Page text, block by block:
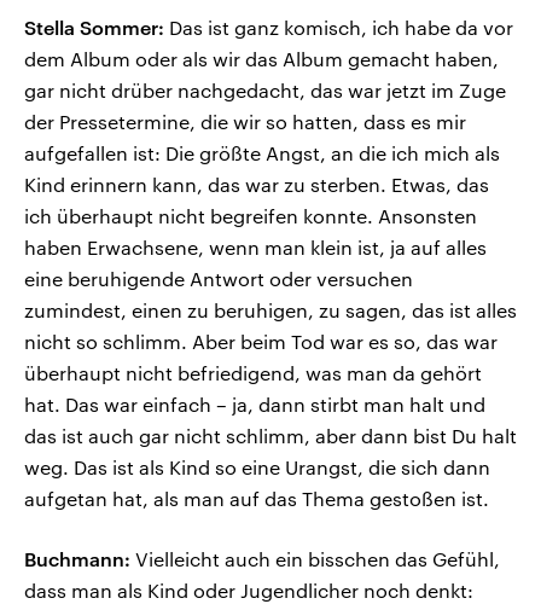
Stella Sommer: Das ist ganz komisch, ich habe da vor
dem Album oder als wir das Album gemacht haben,
gar nicht drüber nachgedacht, das war jetzt im Zuge
der Pressetermine, die wir so hatten, dass es mir
aufgefallen ist: Die größte Angst, an die ich mich als
Kind erinnern kann, das war zu sterben. Etwas, das
ich überhaupt nicht begreifen konnte. Ansonsten
haben Erwachsene, wenn man klein ist, ja auf alles
eine beruhigende Antwort oder versuchen
zumindest, einen zu beruhigen, zu sagen, das ist alles
nicht so schlimm. Aber beim Tod war es so, das war
überhaupt nicht befriedigend, was man da gehört
hat. Das war einfach – ja, dann stirbt man halt und
das ist auch gar nicht schlimm, aber dann bist Du halt
weg. Das ist als Kind so eine Urangst, die sich dann
aufgetan hat, als man auf das Thema gestoßen ist.
Buchmann: Vielleicht auch ein bisschen das Gefühl,
dass man als Kind oder Jugendlicher noch denkt: